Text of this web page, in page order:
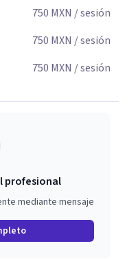
750 MXN / sesión
750 MXN / sesión
750 MXN / sesión
profesional
mediante mensaje